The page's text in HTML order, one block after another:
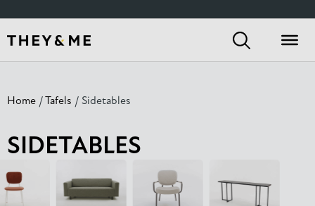
Home / Tafels / Sidetables
SIDETABLES